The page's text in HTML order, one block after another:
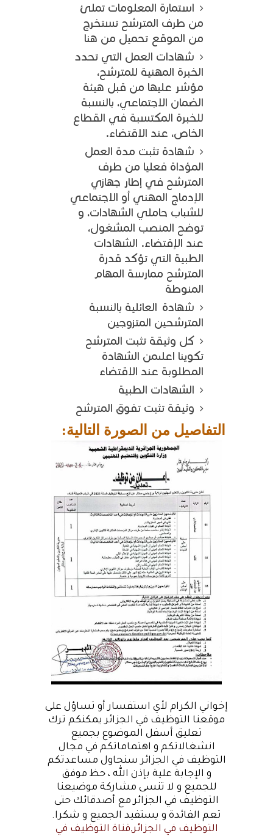
استمارة المعلومات تملئ
من طرف المترشح تستخرج
من الموقع تحميل من هنا
شهادات العمل التي تحدد
الخبرة المهنية للمترشح،
مؤشر عليها من قبل هيئة
الضمان الاجتماعي، بالنسبة
للخبرة المكتسبة في القطاع
الخاص، عند الاقتضاء.
شهادة تثبت مدة العمل
المؤداة فعليا من طرف
المترشح في إطار جهازي
الإدماج المهني أو الاجتماعي
للشباب حاملي الشهادات، و
توضح المنصب المشغول،
عند الإقتضاء. الشهادات
الطبية التي تؤكد قدرة
المترشح ممارسة المهام
المنوطة
شهادة العائلية بالنسبة
المترشحين المتزوجين
كل وثيقة تثبت المترشح
تكوينا اعلىمن الشهادة
المطلوبة عند الاقتضاء
الشهادات الطبية
وثيقة تثبت تفوق المترشح
التفاصيل من الصورة التالية:
إخواني الكرام لأي استفسار أو تساؤل على
موقعنا التوظيف في الجزائر يمكنكم ترك
تعليق أسفل الموضوع بجميع
انشغالاتكم و اهتماماتكم في مجال
التوظيف في الجزائر سنحاول مساعدتكم
و الإجابة علية بإذن الله ، حظ موفق
للجميع و لا تنسى مشاركة موضيعنا
التوظيف في الجزائر مع أصدقائك حتى
تعم الفائدة و يستفيد الجميع و شكرا.
التوظيف في الجزائر,قناة التوظيف في